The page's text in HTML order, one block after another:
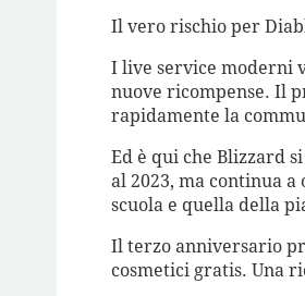
Il vero rischio per
I live service moderni
nuove ricompense. Il
rapidamente la
Ed è qui che Blizzard
al 2023, ma continua
scuola e quella della
Il terzo anniversario
cosmetici gratis. Una